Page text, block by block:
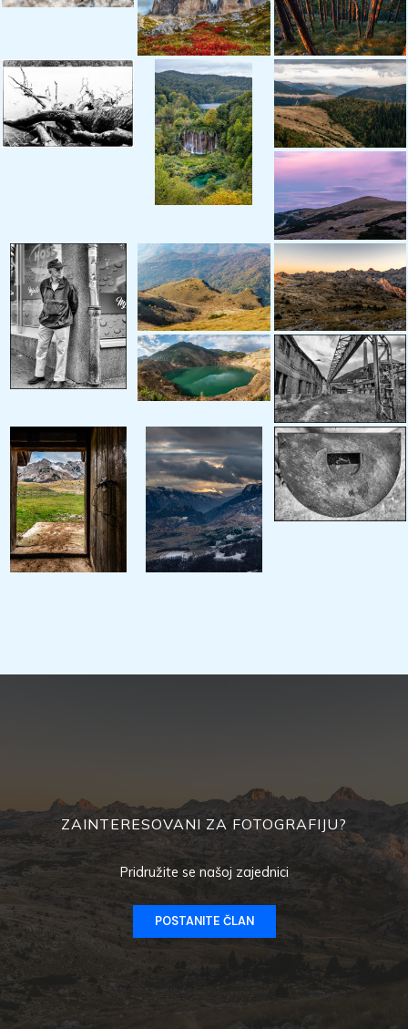
ZAINTERESOVANI ZA FOTOGRAFIJU?
Pridružite se našoj zajednici
POSTANITE ČLAN